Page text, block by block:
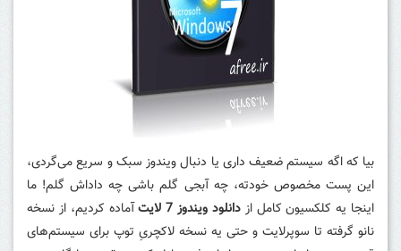
بیا که اگه سیستم ضعیف داری یا دنبال ویندوز سبک و سریع می‌گردی،
این پست مخصوص خودته، چه آبجی گلم باشی چه داداش گلم! ما
اینجا یه کلکسیون کامل ازدانلود ویندوز 7 لایت
آماده کردیم، از نسخه
نانو گرفته تا سوپرلایت و حتی یه نسخه لاکچریِ توپ برای سیستم‌های